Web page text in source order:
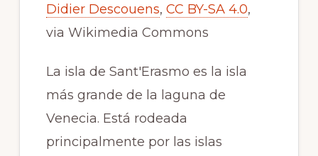
Didier Descouens, CC BY-SA 4.0,
via Wikimedia Commons
La isla de Sant'Erasmo es la isla
más grande de la laguna de
Venecia. Está rodeada
principalmente por las islas